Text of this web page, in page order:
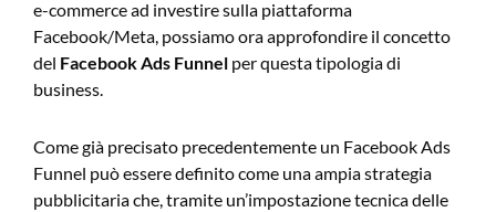
e-commerce ad investire sulla piattaforma
Facebook/Meta, possiamo ora approfondire il concetto
del Facebook Ads Funnel per questa tipologia di
business.
Come già precisato precedentemente un Facebook Ads
Funnel può essere definito come una ampia strategia
pubblicitaria che, tramite un’impostazione tecnica delle